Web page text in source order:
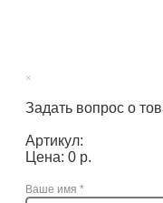
×
Задать вопрос о
Артикул:
Цена: 0 р.
Ваше имя *